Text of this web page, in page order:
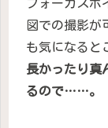
フォーカスポ
図での撮影が
も気になると
長かったり真
るので……。